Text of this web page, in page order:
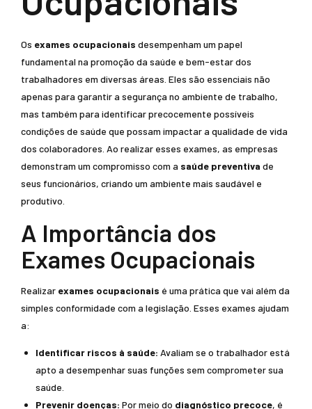
Os exames ocupacionais desempenham um papel
fundamental na promoção da saúde e bem-estar dos
trabalhadores em diversas áreas. Eles são essenciais não
apenas para garantir a segurança no ambiente de trabalho,
mas também para identificar precocemente possíveis
condições de saúde que possam impactar a qualidade de vida
dos colaboradores. Ao realizar esses exames, as empresas
demonstram um compromisso com a saúde preventiva de
seus funcionários, criando um ambiente mais saudável e
produtivo.
A Importância dos
Exames Ocupacionais
Realizar exames ocupacionais é uma prática que vai além da
simples conformidade com a legislação. Esses exames ajudam
a:
Identificar riscos à saúde: Avaliam se o trabalhador está
apto a desempenhar suas funções sem comprometer sua
saúde.
Prevenir doenças: Por meio do diagnóstico precoce, é